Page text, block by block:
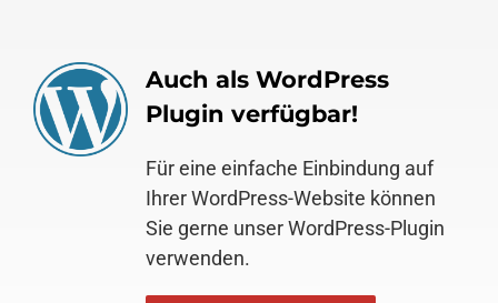
Auch als WordPress
Plugin verfügbar!
Für eine einfache Einbindung auf
Ihrer WordPress-Website können
Sie gerne unser WordPress-Plugin
verwenden.